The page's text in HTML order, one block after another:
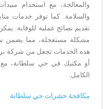
والمعالجة، مع استخدام
والسلامة. كما توفر خدمات
تقديم نصائح عملية للوقاية.
مشكلة مستعجلة، مما يضمن
هذه الخدمات تجعل من شركة
أو مكتبك في حي سلطانة، مع
الكامل.
مكافحة حشرات حي سلطانة